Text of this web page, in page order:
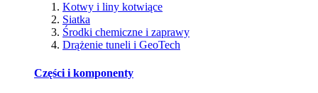
Kotwy i liny kotwiące
Siatka
Środki chemiczne i zaprawy
Drążenie tuneli i GeoTech
Części i komponenty